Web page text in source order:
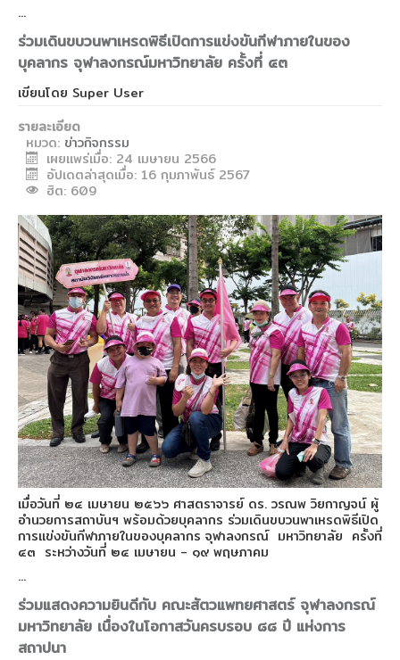
...
ร่วมเดินขบวนพาเหรดพิธีเปิดการแข่งขันกีฬาภายในของ
บุคลากร จุฬาลงกรณ์มหาวิทยาลัย ครั้งที่ ๔๓
เขียนโดย Super User
รายละเอียด
หมวด: ข่าวกิจกรรม
เผยแพร่เมื่อ: 24 เมษายน 2566
อัปเดตล่าสุดเมื่อ: 16 กุมภาพันธ์ 2567
ฮิต: 609
เมื่อวันที่ ๒๔ เมษายน ๒๕๖๖ ศาสตราจารย์ ดร. วรณพ วิยกาญจน์ ผู้
อำนวยการสถาบันฯ พร้อมด้วยบุคลากร ร่วมเดินขบวนพาเหรดพิธีเปิด
การแข่งขันกีฬาภายในของบุคลากร จุฬาลงกรณ์ มหาวิทยาลัย ครั้งที่
๔๓ ระหว่างวันที่ ๒๔ เมษายน - ๑๙ พฤษภาคม
...
ร่วมแสดงความยินดีกับ คณะสัตวแพทยศาสตร์ จุฬาลงกรณ์
มหาวิทยาลัย เนื่องในโอกาสวันครบรอบ ๘๘ ปี แห่งการ
สถาปนา